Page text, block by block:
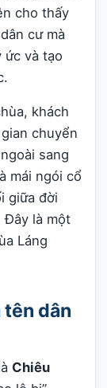
cho thấy
cư mà
ức và tạo
khách
chuyển
sang
mái ngói cổ
giữa đời
Đây là một
Láng
tên dân
Chiêu